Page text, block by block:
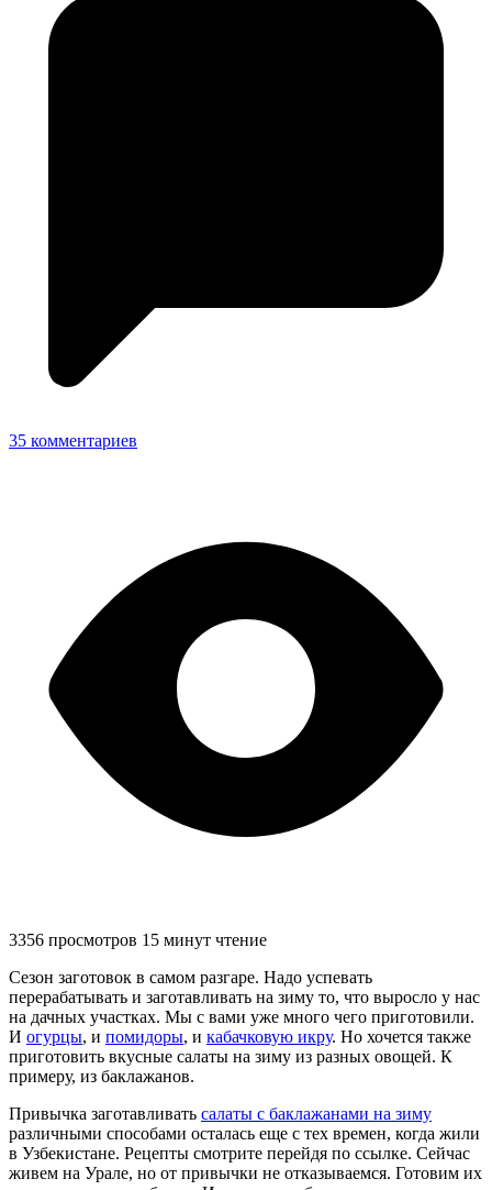
35 комментариев
3356 просмотров 15 минут чтение
Сезон заготовок в самом разгаре. Надо успевать
перерабатывать и заготавливать на зиму то, что выросло у нас
на дачных участках. Мы с вами уже много чего приготовили.
И огурцы, и помидоры, и кабачковую икру. Но хочется также
приготовить вкусные салаты на зиму из разных овощей. К
примеру, из баклажанов.
Привычка заготавливать салаты с баклажанами на зиму
различными способами осталась еще с тех времен, когда жили
в Узбекистане. Рецепты смотрите перейдя по ссылке. Сейчас
живем на Урале, но от привычки не отказываемся. Готовим их